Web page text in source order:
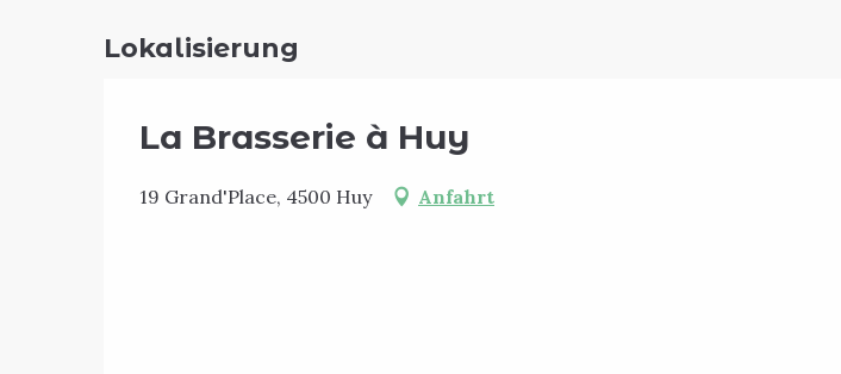
Lokalisierung
La Brasserie à Huy
19 Grand'Place, 4500 Huy Anfahrt